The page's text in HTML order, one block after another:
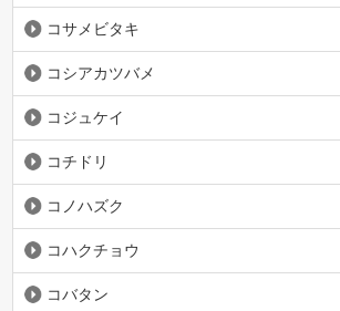
コサメビタキ
コシアカツバメ
コジュケイ
コチドリ
コノハズク
コハクチョウ
コバタン